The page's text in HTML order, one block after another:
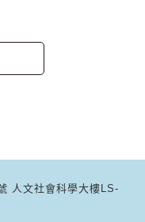
人文社會科學大樓LS-